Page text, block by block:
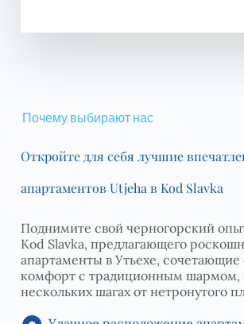
Почему выбирают нас
Откройте для себя лучшие
апартаментов Utjeha в Kod Slavka
Поднимите свой черногорский
Kod Slavka, предлагающего
апартаменты в Утьехе,
комфорт с традиционным шармом,
нескольких шагах от нетронутого